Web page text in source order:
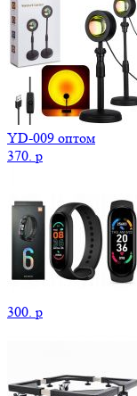
YD-009 оптом
370. p
300. p